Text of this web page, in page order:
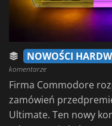
NOWOŚCI
komentarze
Firma Commodore
zamówień
Ultimate. Ten nowy